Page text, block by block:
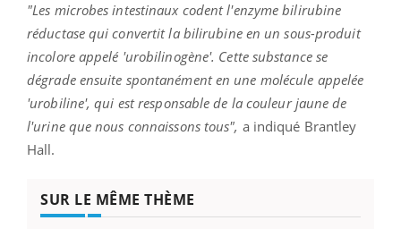
"Les microbes intestinaux codent l'enzyme bilirubine
réductase qui convertit la bilirubine en un sous-produit
incolore appelé 'urobilinogène'. Cette substance se
dégrade ensuite spontanément en une molécule appelée
'urobiline', qui est responsable de la couleur jaune de
l'urine que nous connaissons tous", a indiqué Brantley
Hall.
SUR LE MÊME THÈME